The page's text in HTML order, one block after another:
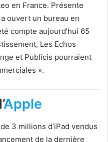
en France. Présente
ouvert un bureau en
compte aujourd’hui 65
Les Echos
et Publicis pourraient
».
Apple
3 millions d’iPad vendus
de la dernière